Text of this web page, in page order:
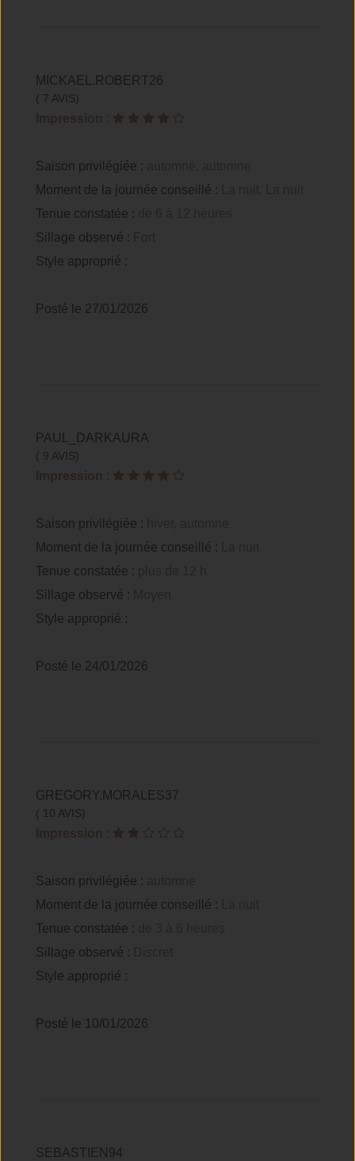
MICKAEL.ROBERT26
( 7 AVIS)
Impression :
Saison privilégiée : automne, automne
Moment de la journée conseillé :
La nuit, La nuit
Tenue constatée : de 6 à 12 heures
Sillage observé : Fort
Style approprié :
Posté le 27/01/2026
PAUL_DARKAURA
( 9 AVIS)
Impression :
Saison privilégiée : hiver, automne
Moment de la journée conseillé :
La nuit
Tenue constatée : plus de 12 h
Sillage observé : Moyen
Style approprié :
Posté le 24/01/2026
GREGORY.MORALES37
( 10 AVIS)
Impression :
Saison privilégiée : automne
Moment de la journée conseillé :
La nuit
Tenue constatée : de 3 à 6 heures
Sillage observé : Discret
Style approprié :
Posté le 10/01/2026
SEBASTIEN94